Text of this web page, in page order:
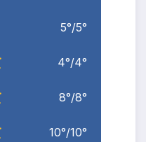
5°/5°
4°/4°
8°/8°
10°/10°